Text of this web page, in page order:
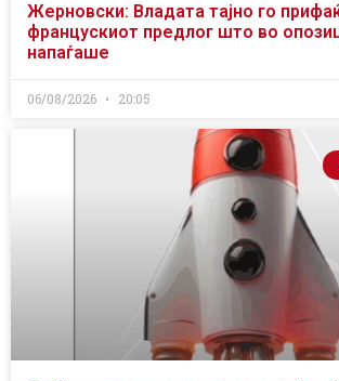
Жерновски: Владата тајно го
францускиот предлог што во
напаѓаше
06/08/2026 20:05